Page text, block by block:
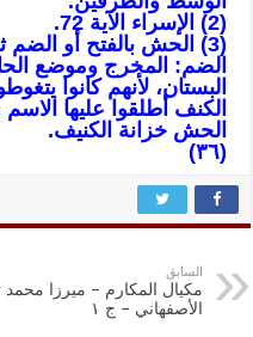
(2) الإسراء الآية 72.
(3) الحش بالفتح أو الضم
الضم: المخرج وموضع
البستان، لأنهم كانوا
الكنف أطلقوا عليها الاسم
الحش خزانة الكنيف.
(٣٦)
السابق
مكيال المكارم – ميرزا محمد
الأصفهاني – ج ١